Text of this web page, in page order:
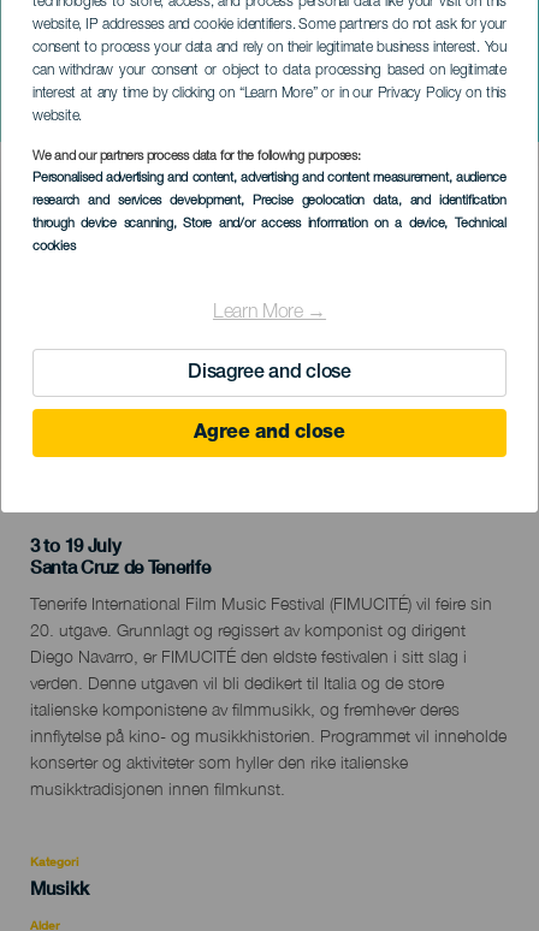
website, IP addresses and cookie identifiers. Some partners do not ask for your
consent to process your data and rely on their legitimate business interest. You
can withdraw your consent or object to data processing based on legitimate
interest at any time by clicking on “Learn More” or in our Privacy Policy on this
website.
We and our partners process data for the following purposes:
Personalised advertising and content, advertising and content measurement, audience
research and services development, Precise geolocation data, and identification
through device scanning, Store and/or access information on a device, Technical
cookies
Learn More →
Disagree and close
Agree and close
Fimucité 2019
TENERIFE
Imagen
Listado
3 to 19 July
Localidad
Santa Cruz de Tenerife
Descripción
del
evento
Tenerife International Film Music Festival (FIMUCITÉ) vil feire sin
20. utgave. Grunnlagt og regissert av komponist og dirigent
Diego Navarro, er FIMUCITÉ den eldste festivalen i sitt slag i
verden. Denne utgaven vil bli dedikert til Italia og de store
italienske komponistene av filmmusikk, og fremhever deres
innflytelse på kino- og musikkhistorien. Programmet vil inneholde
konserter og aktiviteter som hyller den rike italienske
musikktradisjonen innen filmkunst.
Kategori
Categoría
evento
Musikk
Alder